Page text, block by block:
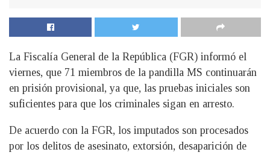
La Fiscalía General de la República (FGR) informó el
viernes, que 71 miembros de la pandilla MS continuarán
en prisión provisional, ya que, las pruebas iniciales son
suficientes para que los criminales sigan en arresto.
De acuerdo con la FGR, los imputados son procesados
por los delitos de asesinato, extorsión, desaparición de